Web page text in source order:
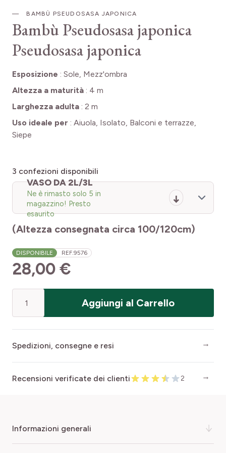
BAMBÙ PSEUDOSASA JAPONICA
Bambù Pseudosasa japonica
Pseudosasa japonica
Esposizione : Sole, Mezz'ombra
Altezza a maturità : 4 m
Larghezza adulta : 2 m
Uso ideale per : Aiuola, Isolato, Balconi e terrazze,
Siepe
3 confezioni disponibili
VASO DA 2L/3L
Ne è rimasto solo 5 in
magazzino! Presto
esaurito
(Altezza consegnata circa 100/120cm)
DISPONIBILE REF.9576
28,00 €
Aggiungi al Carrello
Spedizioni, consegne e resi
Recensioni verificate dei clienti 2
informazioni generali